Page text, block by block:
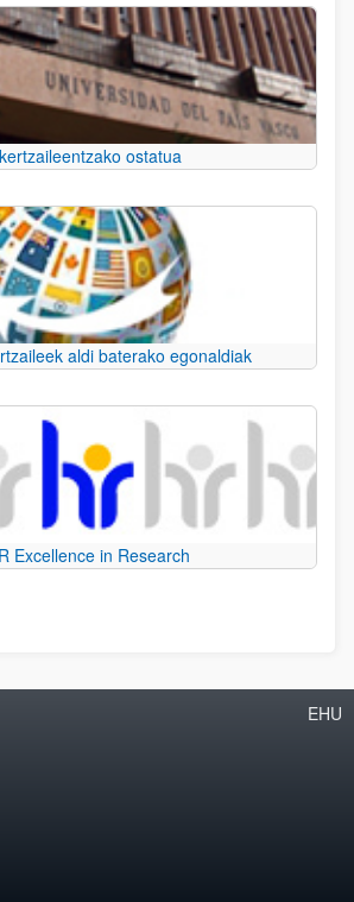
ostatua
aldi baterako egonaldiak
Excellence in Research
EHU